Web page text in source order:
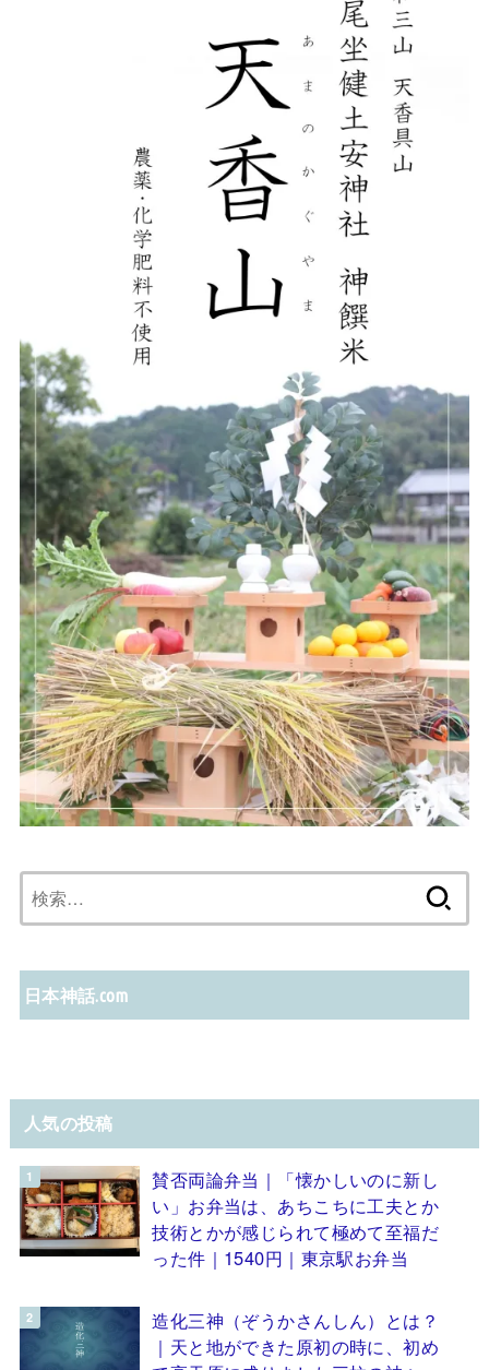
索:
日本神話.com
人気の投稿
賛否両論弁当｜「懐かしいのに新し
い」お弁当は、あちこちに工夫とか
技術とかが感じられて極めて至福だ
った件｜1540円｜東京駅お弁当
造化三神（ぞうかさんしん）とは？
｜天と地ができた原初の時に、初め